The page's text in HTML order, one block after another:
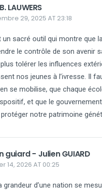
LAUWERS
29, 2025 AT 23:18
un sacré outil qui montre que
le contrôle de son avenir
tolérer les influences
nos jeunes à l’ivresse. Il
se mobilise, que chaque
et que le
notre patrimoine
guiard - Julien GUIARD
14, 2026 AT 00:25
grandeur d’une nation se